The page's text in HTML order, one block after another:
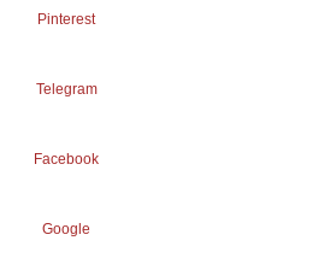
Pinterest
Telegram
Facebook
Google